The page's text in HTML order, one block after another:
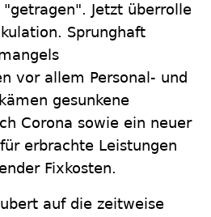
Jetzt überrolle
Sprunghaft
vor allem Personal- und
gesunkene
Corona sowie ein neuer
erbrachte Leistungen
Fixkosten.
auf die zeitweise